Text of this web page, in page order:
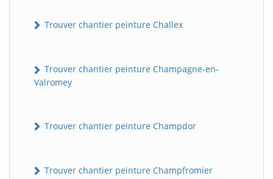
Trouver chantier peinture Challex
Trouver chantier peinture Champagne-en-
Valromey
Trouver chantier peinture Champdor
Trouver chantier peinture Champfromier